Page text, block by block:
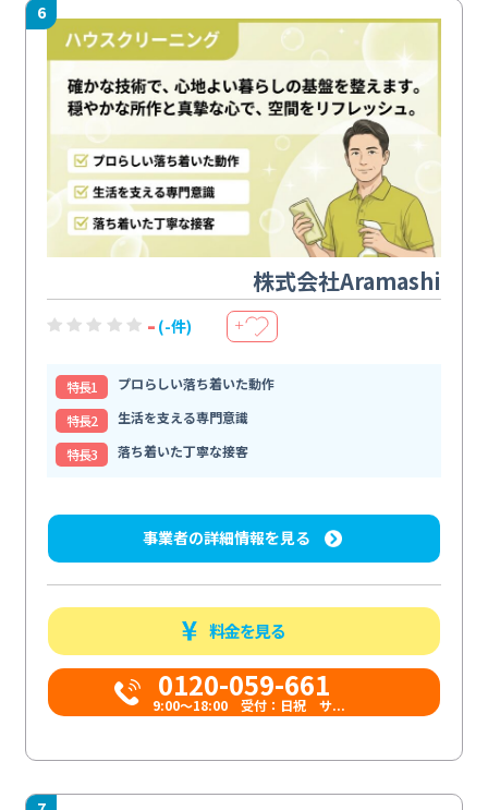
6
株式会社Aramashi
- (-件) ＋
特⻑1
プロらしい落ち着いた動作
特⻑2
生活を支える専門意識
特⻑3
落ち着いた丁寧な接客
事業者の詳細情報を見る
料金を見る
0120-059-661
9:00〜18:00 受付：日祝 サ...